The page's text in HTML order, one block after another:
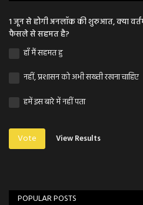
1 जून से होगी अनलॉक की शुरुआत, क्या
फैसले से सहमत है?
हाँ मैं सहमत हु
नहीं, प्रशासन को अभी सख्ती रखना चाहिए
हमें इस बारे में नहीं पता
Vote View Results
POPULAR POSTS